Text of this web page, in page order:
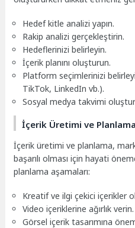
Hedef kitle analizi yapın.
Rakip analizi gerçekleştirin.
Hedeflerinizi belirleyin.
İçerik planını oluşturun.
Platform seçimlerinizi
TikTok, LinkedIn vb.).
Sosyal medya takvimi
İçerik Üretimi ve Planlama
İçerik üretimi ve planlama,
başarılı olması için hayati
planlama aşamaları:
Kreatif ve ilgi çekici içerikler
Video içeriklerine ağırlık verin.
Görsel içerik tasarımına